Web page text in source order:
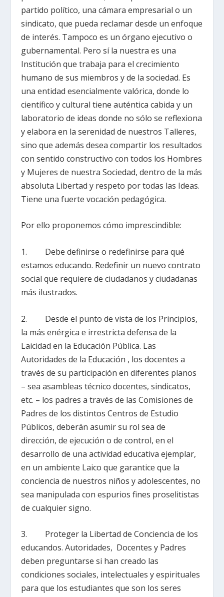
partido político, una cámara empresarial o un
sindicato, que pueda reclamar desde un enfoque
de interés. Tampoco es un órgano ejecutivo o
gubernamental. Pero sí la nuestra es una
Institución que trabaja para el crecimiento
humano de sus miembros y de la sociedad. Es
una entidad esencialmente valórica, donde lo
científico y cultural tiene auténtica cabida y un
laboratorio de ideas donde no sólo se reflexiona
y elabora en la serenidad de nuestros Talleres,
sino que además desea compartir los resultados
con sentido constructivo con todos los Hombres
y Mujeres de nuestra Sociedad, dentro de la más
absoluta Libertad y respeto por todas las Ideas.
Tiene una fuerte vocación pedagógica.
Por ello proponemos cómo imprescindible:
1. Debe definirse o redefinirse para qué
estamos educando. Redefinir un nuevo contrato
social que requiere de ciudadanos y ciudadanas
más ilustrados.
2. Desde el punto de vista de los Principios,
la más enérgica e irrestricta defensa de la
Laicidad en la Educación Pública. Las
Autoridades de la Educación , los docentes a
través de su participación en diferentes planos
– sea asambleas técnico docentes, sindicatos,
etc. – los padres a través de las Comisiones de
Padres de los distintos Centros de Estudio
Públicos, deberán asumir su rol sea de
dirección, de ejecución o de control, en el
desarrollo de una actividad educativa ejemplar,
en un ambiente Laico que garantice que la
conciencia de nuestros niños y adolescentes, no
sea manipulada con espurios fines proselitistas
de cualquier signo.
3. Proteger la Libertad de Conciencia de los
educandos. Autoridades, Docentes y Padres
deben preguntarse si han creado las
condiciones sociales, intelectuales y espirituales
para que los estudiantes que son los seres